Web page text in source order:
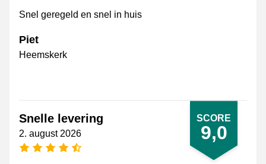
Snel geregeld en snel in huis
Piet
Heemskerk
SCORE
9,0
Snelle levering
2. august 2026
[_General:NumberOfStarsPluralFormat]